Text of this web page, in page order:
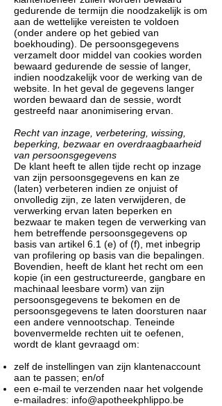
gedurende de termijn die noodzakelijk is om
aan de wettelijke vereisten te voldoen
(onder andere op het gebied van
boekhouding). De persoonsgegevens
verzamelt door middel van cookies worden
bewaard gedurende de sessie of langer,
indien noodzakelijk voor de werking van de
website. In het geval de gegevens langer
worden bewaard dan de sessie, wordt
gestreefd naar anonimisering ervan.
Recht van inzage, verbetering, wissing,
beperking, bezwaar en overdraagbaarheid
van persoonsgegevens
De klant heeft te allen tijde recht op inzage
van zijn persoonsgegevens en kan ze
(laten) verbeteren indien ze onjuist of
onvolledig zijn, ze laten verwijderen, de
verwerking ervan laten beperken en
bezwaar te maken tegen de verwerking van
hem betreffende persoonsgegevens op
basis van artikel 6.1 (e) of (f), met inbegrip
van profilering op basis van die bepalingen.
Bovendien, heeft de klant het recht om een
kopie (in een gestructureerde, gangbare en
machinaal leesbare vorm) van zijn
persoonsgegevens te bekomen en de
persoonsgegevens te laten doorsturen naar
een andere vennootschap. Teneinde
bovenvermelde rechten uit te oefenen,
wordt de klant gevraagd om:
zelf de instellingen van zijn klantenaccount
aan te passen; en/of
een e-mail te verzenden naar het volgende
e-mailadres: info@apotheekphlippo.be